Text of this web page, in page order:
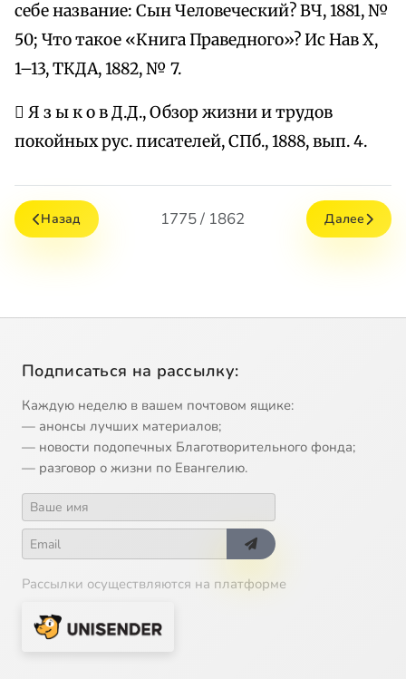
себе название: Сын Человеческий? ВЧ, 1881, №
50; Что такое «Книга Праведного»? Ис Нав Х,
1–13, ТКДА, 1882, № 7.
 Я з ы к о в Д.Д., Обзор жизни и трудов
покойных рус. писателей, СПб., 1888, вып. 4.
Назад 1775 / 1862 Далее
Подписаться на рассылку:
Каждую неделю в вашем почтовом ящике:
— анонсы лучших материалов;
— новости подопечных Благотворительного фонда;
— разговор о жизни по Евангелию.
Рассылки осуществляются на платформе